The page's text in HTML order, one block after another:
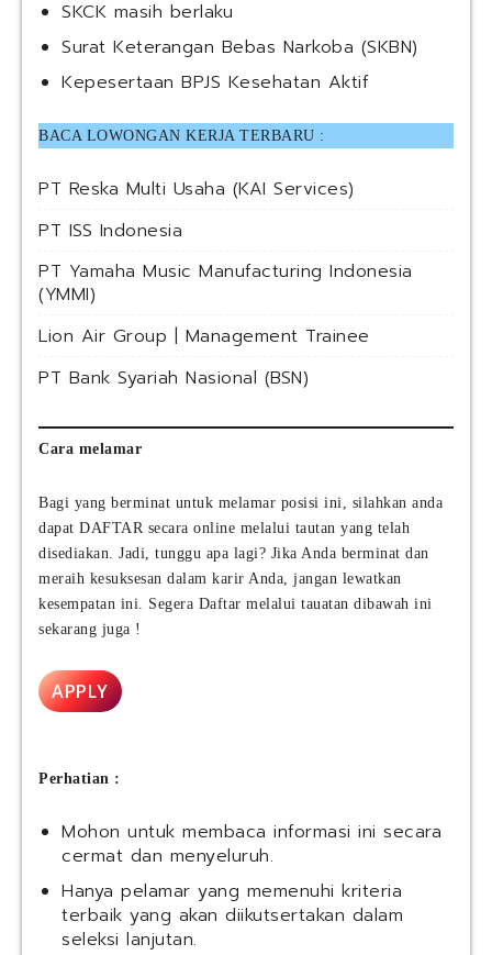
SKCK masih berlaku
Surat Keterangan Bebas Narkoba (SKBN)
Kepesertaan BPJS Kesehatan Aktif
BACA LOWONGAN KERJA TERBARU :
PT Reska Multi Usaha (KAI Services)
PT ISS Indonesia
PT Yamaha Music Manufacturing Indonesia
(YMMI)
Lion Air Group | Management Trainee
PT Bank Syariah Nasional (BSN)
Cara melamar
Bagi yang berminat untuk melamar posisi ini, silahkan anda
dapat DAFTAR secara online melalui tautan yang telah
disediakan. Jadi, tunggu apa lagi? Jika Anda berminat dan
meraih kesuksesan dalam karir Anda, jangan lewatkan
kesempatan ini. Segera Daftar melalui tauatan dibawah ini
sekarang juga !
APPLY
Perhatian :
Mohon untuk membaca informasi ini secara
cermat dan menyeluruh.
Hanya pelamar yang memenuhi kriteria
terbaik yang akan diikutsertakan dalam
seleksi lanjutan.